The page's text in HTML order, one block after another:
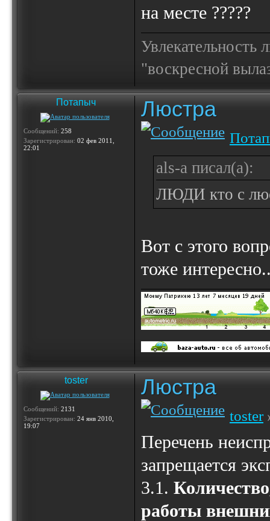
на месте ?????
Увлекательность
"воскресной
Потапыч
Сообщений: 258
Зарегистрирован: 02 фев 2011,
22:01
Люстра
als-a писал(а):
ЛЮДИ кто с
Вот с этого
тоже
toster
Сообщений: 2131
Зарегистрирован: 24 янв 2010,
19:07
Люстра
toster
Перечень
запрещается
3.1.
работы